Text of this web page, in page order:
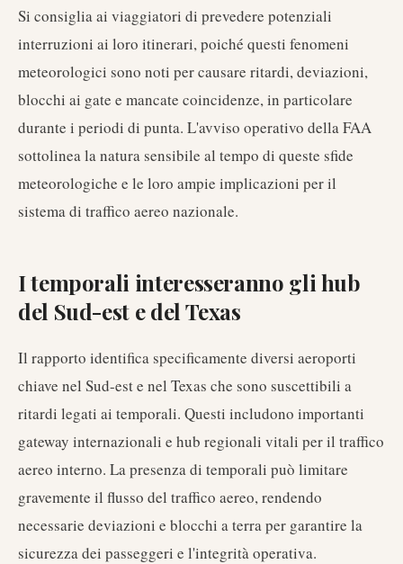
Si consiglia ai viaggiatori di prevedere potenziali
interruzioni ai loro itinerari, poiché questi fenomeni
meteorologici sono noti per causare ritardi, deviazioni,
blocchi ai gate e mancate coincidenze, in particolare
durante i periodi di punta. L'avviso operativo della FAA
sottolinea la natura sensibile al tempo di queste sfide
meteorologiche e le loro ampie implicazioni per il
sistema di traffico aereo nazionale.
I temporali interesseranno gli hub
del Sud-est e del Texas
Il rapporto identifica specificamente diversi aeroporti
chiave nel Sud-est e nel Texas che sono suscettibili a
ritardi legati ai temporali. Questi includono importanti
gateway internazionali e hub regionali vitali per il traffico
aereo interno. La presenza di temporali può limitare
gravemente il flusso del traffico aereo, rendendo
necessarie deviazioni e blocchi a terra per garantire la
sicurezza dei passeggeri e l'integrità operativa.